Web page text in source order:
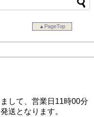
▲PageTop
して、営業日11時00分
送となります。